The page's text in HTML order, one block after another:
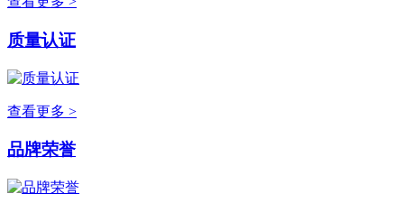
质量认证
查看更多 >
品牌荣誉